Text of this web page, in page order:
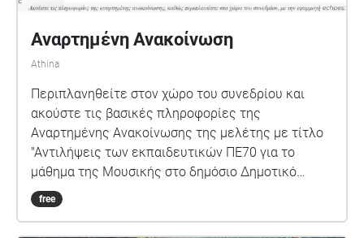
Αναρτημένη Ανακοίνωση
Athina
Περιπλανηθείτε στον χώρο του συνεδρίου και
ακούστε τις βασικές πληροφορίες της
Αναρτημένης Ανακοίνωσης της μελέτης με τίτλο
"Αντιλήψεις των εκπαιδευτικών ΠΕ70 για το
μάθημα της Μουσικής στο δημόσιο Δημοτικό
Σχολείο".
free